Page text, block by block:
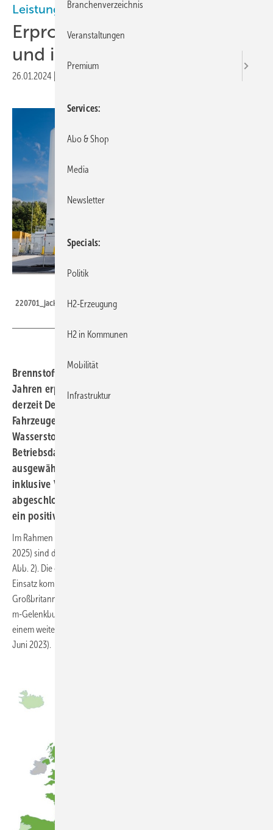
Leistungsfähigkeit Elektromobilität
Erprobung von BZ-Bussen
und ihren H2-Tankstellen
26.01.2024
220701_jackzproductions_DSC6367 (Kopie)
Brennstoffzellenbusse (BZ-Busse) werden seit rund 20
Jahren erprobt. Mit europäischer Förderung laufen
derzeit Demonstrationsprojekte mit rund 300 dieser
Fahrzeuge. Die Leistungsfähigkeit der Busse und ihrer
Wasserstofftankstellen wird auf der Basis von
Betriebsdaten analysiert. Dieser Artikel möchte anhand
ausgewählter Indikatoren eine Zwischenbilanz ziehen,
inklusive Vergleichen mit den Ergebnissen bereits
abgeschlossener Projekte. Insgesamt zeigen die Busse
ein positiveres Bild als die Tankstellen.
Im Rahmen der Projekte JIVE und JIVE 2 (2017 bis 2024 bzw. 2018 bis
2025) sind die Busse an 16 Standorten in sechs Ländern im Einsatz (s.
Abb. 2). Die örtlichen Flotten umfassen fünf bis 54 BZ-Busse. Zum
Einsatz kommen einstöckige 12-m-Solobusse, Doppeldecker (in
Großbritannien) sowie an einem Standort straßenbahnähnliche 18-
m-Gelenkbusse. Die Wasserstofftankstellen wurden zum Teil aus
einem weiteren Projekt namens MEHRLIN gefördert (Projektende: 30.
Juni 2023).
Branchenverzeichnis
Veranstaltungen
Premium
Services
Abo & Shop
Media
Newsletter
Specials
Politik
H2-Erzeugung
H2 in Kommunen
Mobilität
Infrastruktur